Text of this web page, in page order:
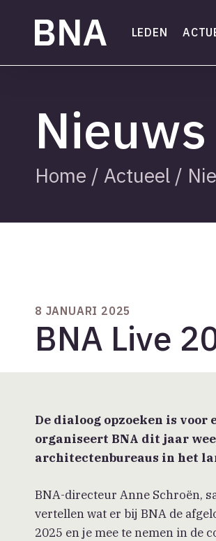
LEDEN
Nieuws
Home / Actueel /
8 JANUARI 2025
BNA Live
De dialoog opzoeken is
organiseert BNA dit jaar
architectenbureaus in het
BNA-directeur Anne Schroën,
vertellen wat er bij BNA de
2025 en je mee te nemen in de